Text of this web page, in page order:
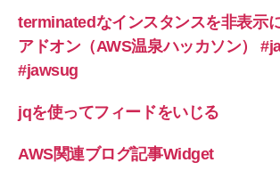
terminatedなインスタンスを非表示
アドオン（AWS温泉ハッカソン）
#jawsug
jqを使ってフィードをいじる
AWS関連ブログ記事Widget